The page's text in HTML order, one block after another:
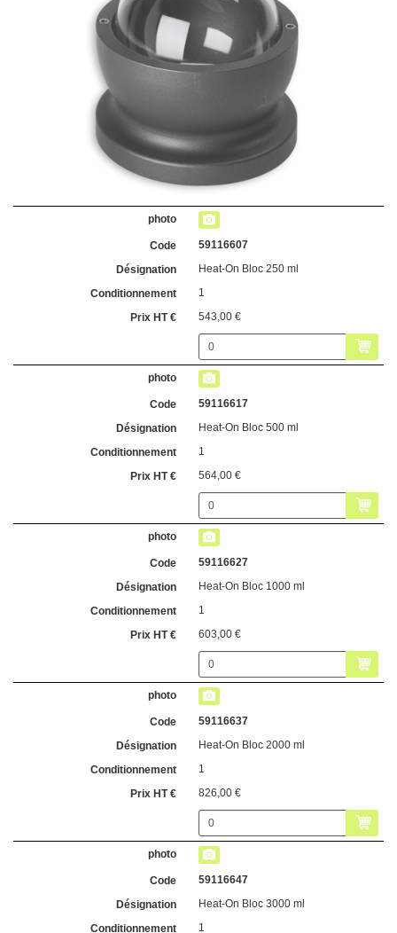
59116607
Heat-On Bloc 250 ml
1
543,00 €
59116617
Heat-On Bloc 500 ml
1
564,00 €
59116627
Heat-On Bloc 1000 ml
1
603,00 €
59116637
Heat-On Bloc 2000 ml
1
826,00 €
59116647
Heat-On Bloc 3000 ml
1